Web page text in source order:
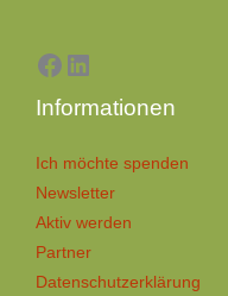
Informationen
Ich möchte spenden
Newsletter
Aktiv werden
Partner
Datenschutzerklärung